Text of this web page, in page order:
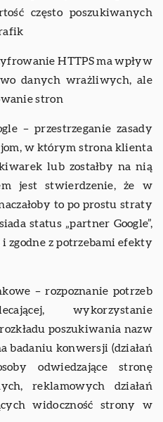
często poszukiwanych
HTTPS ma wpływ
danych wrażliwych, ale
stron
– przestrzeganie zasady
w którym strona klienta
lub zostałby na nią
jest stwierdzenie, że w
to po prostu straty
status „partner Google”,
zgodne z potrzebami efekty
– rozpoznanie potrzeb
wykorzystanie
poszukiwania nazw
badaniu konwersji (działań
odwiedzające stronę
reklamowych działań
widoczność strony w